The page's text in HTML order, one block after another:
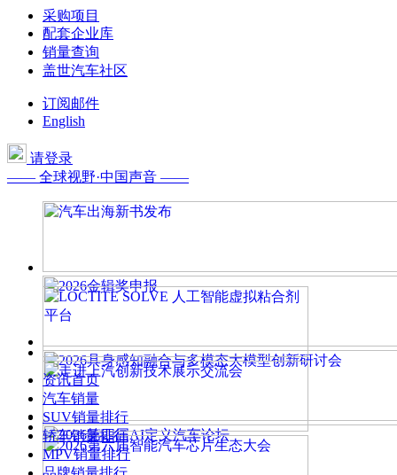
采购项目
配套企业库
销量查询
盖世汽车社区
订阅邮件
English
请登录
—— 全球视野·中国声音 ——
资讯首页
汽车销量
SUV销量排行
轿车销量排行
MPV销量排行